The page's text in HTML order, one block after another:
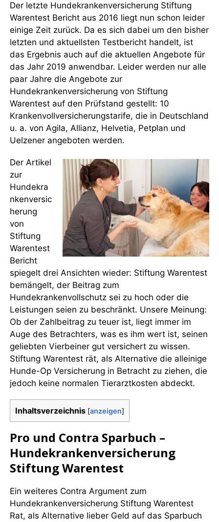
Der letzte Hundekrankenversicherung Stiftung
Warentest Bericht aus 2016 liegt nun schon leider
einige Zeit zurück. Da es sich dabei um den bisher
letzten und aktuellsten Testbericht handelt, ist
das Ergebnis auch auf die aktuellen Angebote für
das Jahr 2019 anwendbar. Leider werden nur alle
paar Jahre die Angebote zur
Hundekrankenversicherung von Stiftung
Warentest auf den Prüfstand gestellt: 10
Krankenvollversicherungstarife, die in Deutschland
u. a. von Agila, Allianz, Helvetia, Petplan und
Uelzener angeboten werden.
Der Artikel
zur
Hundekra
nkenversic
herung
von
Stiftung
Warentest
Bericht
spiegelt drei Ansichten wieder: Stiftung Warentest
bemängelt, der Beitrag zum
Hundekrankenvollschutz sei zu hoch oder die
Leistungen seien zu beschränkt. Unsere Meinung:
Ob der Zahlbeitrag zu teuer ist, liegt immer im
Auge des Betrachters, was es ihm wert ist, seinen
geliebten Vierbeiner gut versichert zu wissen.
Stiftung Warentest rät, als Alternative die alleinige
Hunde-Op Versicherung in Betracht zu ziehen, die
jedoch keine normalen Tierarztkosten abdeckt.
Inhaltsverzeichnis [anzeigen]
Pro und Contra Sparbuch –
Hundekrankenversicherung
Stiftung Warentest
Ein weiteres Contra Argument zum
Hundekrankenversicherung Stiftung Warentest
Rat, als Alternative lieber Geld auf das Sparbuch